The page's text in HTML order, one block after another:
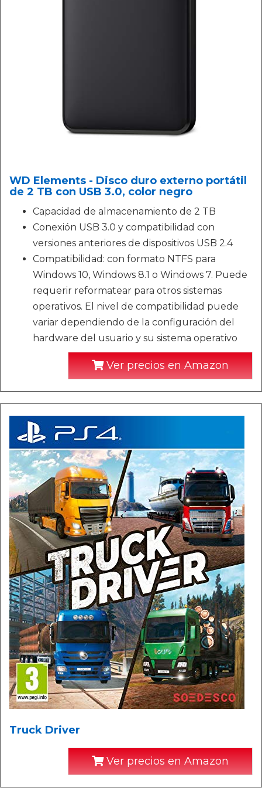
WD Elements - Disco duro externo portátil
de 2 TB con USB 3.0, color negro
Capacidad de almacenamiento de 2 TB
Conexión USB 3.0 y compatibilidad con
versiones anteriores de dispositivos USB 2.4
Compatibilidad: con formato NTFS para
Windows 10, Windows 8.1 o Windows 7. Puede
requerir reformatear para otros sistemas
operativos. El nivel de compatibilidad puede
variar dependiendo de la configuración del
hardware del usuario y su sistema operativo
Ver precios en Amazon
Truck Driver
Ver precios en Amazon